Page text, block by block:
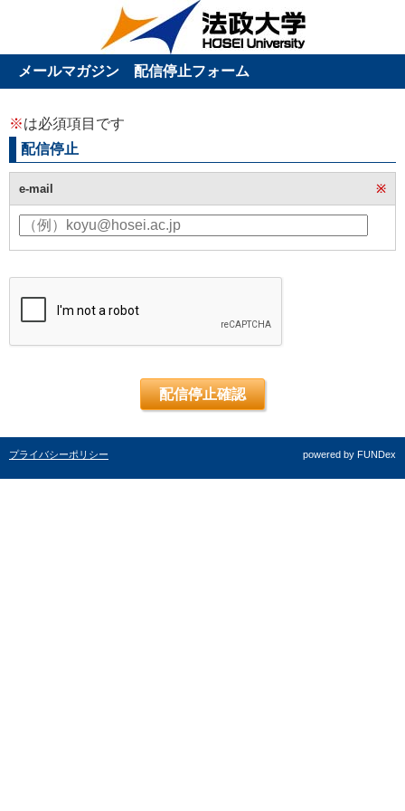
メールマガジン 配信停止フォーム
※は必須項目です
配信停止
e-mail ※
配信停止確認
プライバシーポリシー powered by FUNDex